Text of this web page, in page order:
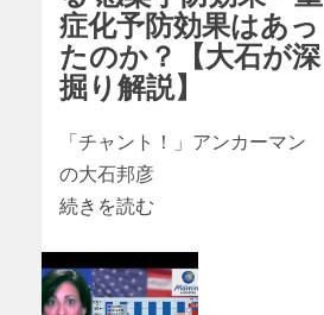
症化予防効果はあっ
たのか？【大石が深
掘り解説】
「チャント！」アンカーマン
の大石邦彦
続きを読む